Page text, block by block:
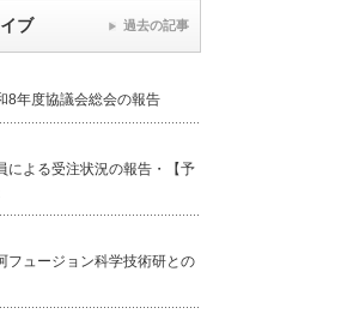
ブ
年度協議会総会の報告
よる受注状況の報告・【予
ュージョン科学技術研との
過去の記事